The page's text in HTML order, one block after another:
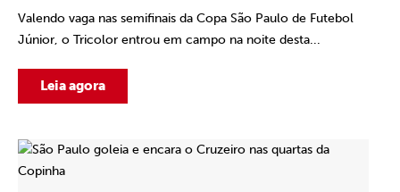
Valendo vaga nas semifinais da Copa São Paulo de Futebol
Júnior, o Tricolor entrou em campo na noite desta...
Leia agora